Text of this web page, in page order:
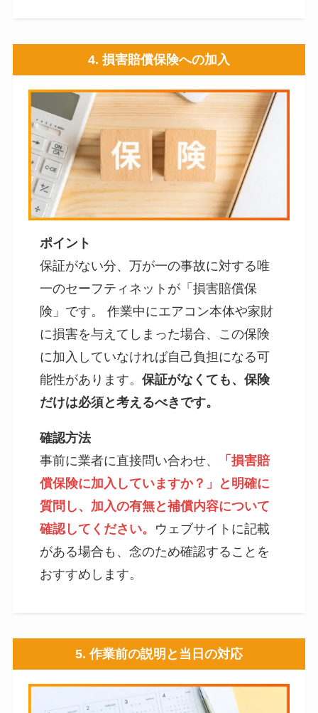
4. 損害賠償保険への加入
ポイント
保証がない分、万が一の事故に対する唯
一のセーフティネットが「損害賠償保
険」です。 作業中にエアコン本体や家財
に損害を与えてしまった場合、この保険
に加入していなければ自己負担になる可
能性があります。保証がなくても、保険
だけは必須と考えるべきです。
確認方法
事前に業者に直接問い合わせ、
「損害賠
償保険に加入していますか？」と明確に
質問し、加入の有無と補償内容について
確認してください。 ウェブサイトに記載
がある場合も、念のため確認することを
おすすめします。
5.作業前の説明と当日の対応